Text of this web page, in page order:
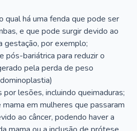
qual há uma fenda que pode ser
e que pode surgir devido ao
gestação, por exemplo;
pós-bariátrica para reduzir o
pela perda de peso
por lesões, incluindo queimaduras;
em mulheres que passaram
ao câncer, podendo haver a